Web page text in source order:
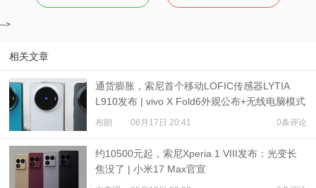
-->
相关文章
通货膨胀，索尼首个移动LOFIC传感器LYTIA
L910发布 | vivo X Fold6外观公布+无线电脑模式
布朗 06月17日 20:41 0条评论
约10500元起，索尼Xperia 1 VIII发布：光变长
焦没了 | 小米17 Max官宣